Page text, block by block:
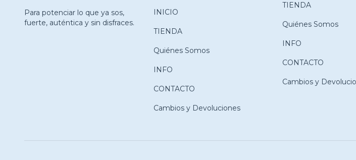
Para potenciar lo que ya sos,
fuerte, auténtica y sin disfraces.
INICIO
TIENDA
Quiénes Somos
INFO
CONTACTO
Cambios y Devoluciones
TIENDA
Quiénes Somos
INFO
CONTACTO
Cambios y